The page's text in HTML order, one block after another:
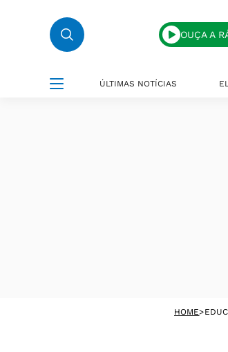
OUÇA A
ÚLTIMAS NOTÍCIAS
HOME>